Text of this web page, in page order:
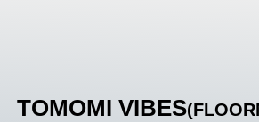
TOMOMI VIBES